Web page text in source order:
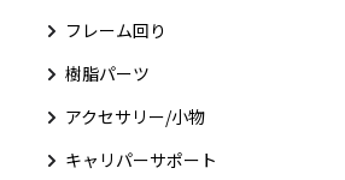
フレーム回り
樹脂パーツ
アクセサリー/小物
キャリパーサポート